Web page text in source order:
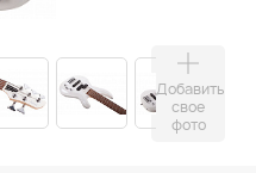
Добавить
свое
фото